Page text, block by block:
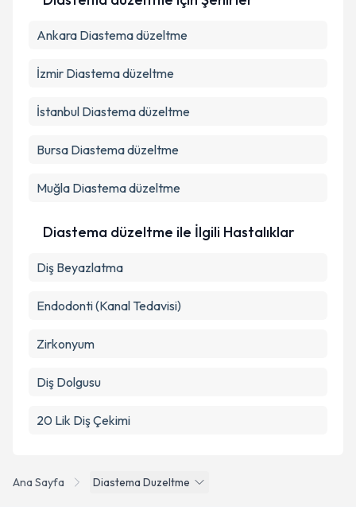
Ana Sayfa Diastema Duzeltme
Ankara Diastema düzeltme
İzmir Diastema düzeltme
İstanbul Diastema düzeltme
Bursa Diastema düzeltme
Muğla Diastema düzeltme
Diastema düzeltme ile İlgili Hastalıklar
Diş Beyazlatma
Endodonti (Kanal Tedavisi)
Zirkonyum
Diş Dolgusu
20 Lik Diş Çekimi